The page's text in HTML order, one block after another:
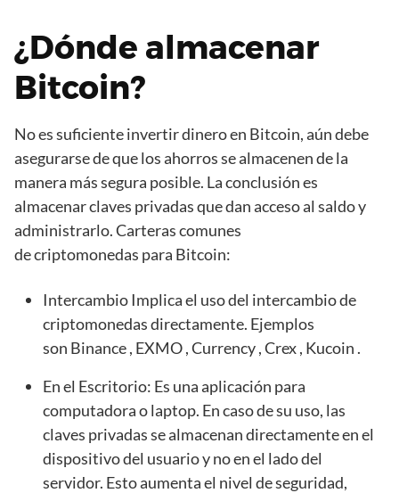
¿Dónde almacenar
Bitcoin?
No es suficiente invertir dinero en Bitcoin, aún debe
asegurarse de que los ahorros se almacenen de la
manera más segura posible. La conclusión es
almacenar claves privadas que dan acceso al saldo y
administrarlo. Carteras comunes
de criptomonedas para Bitcoin:
Intercambio Implica el uso del intercambio de
criptomonedas directamente. Ejemplos
son Binance , EXMO , Currency , Crex , Kucoin .
En el Escritorio: Es una aplicación para
computadora o laptop. En caso de su uso, las
claves privadas se almacenan directamente en el
dispositivo del usuario y no en el lado del
servidor. Esto aumenta el nivel de seguridad,